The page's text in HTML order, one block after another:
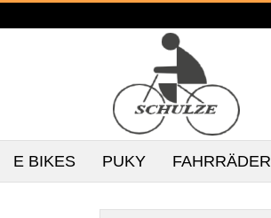
E BIKES PUKY FAHRRÄDER